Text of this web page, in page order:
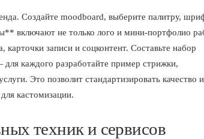
Создайте moodboard, выберите палитру,
включают не только лого и мини-портфолио
записи и соцконтент. Составьте набор
каждого разработайте пример стрижки,
Это позволит стандартизировать качество и
кастомизации.
техник и сервисов